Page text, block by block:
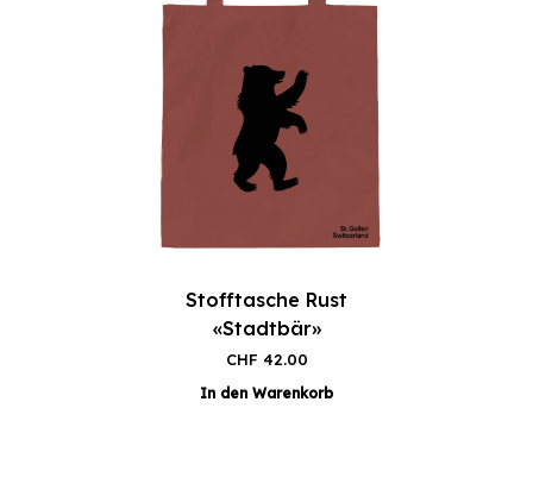
Stofftasche Rust
«Stadtbär»
CHF 42.00
In den Warenkorb